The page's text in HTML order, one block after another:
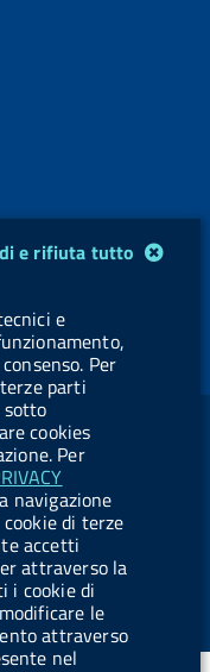
e rifiuta tutto
e
Per
parti
cookies
Per
navigazione
di terze
accetti
attraverso la
i cookie di
le
attraverso
nel